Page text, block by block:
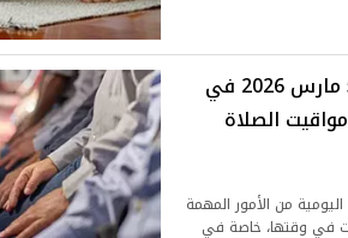
موعد أذان الظهر اليوم الخميس 5 مارس 2026 في
الصلاة
من الأمور المهمة
في وقتها، خاصة في